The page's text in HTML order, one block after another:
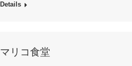
Details
マリコ食堂